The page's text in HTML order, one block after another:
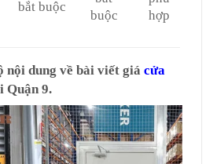
bắt buộc
buộc
hợp
nội dung về bài viết giá cửa
Quận 9.